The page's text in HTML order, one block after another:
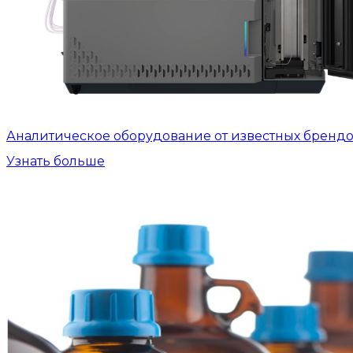
Аналитическое оборудование от известных
Узнать больше